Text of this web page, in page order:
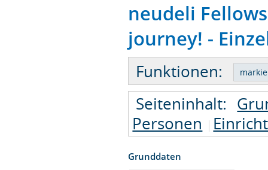
neudeli
journey! -
Funktionen:
Seiteninhalt:
Personen
Grunddaten